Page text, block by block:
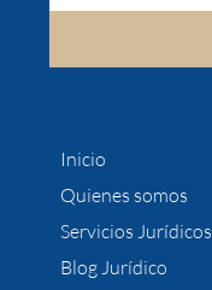
Inicio
Quienes somos
Servicios Jurídicos
Blog Jurídico